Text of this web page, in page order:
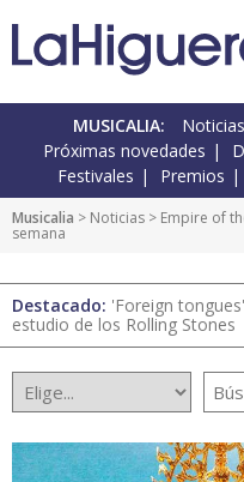
MUSICALIA:
Próximas novedades
Festivales
Premios
Musicalia > Noticias > Empire of
semana
Destacado: 'Foreign
estudio de los Rolling Stones